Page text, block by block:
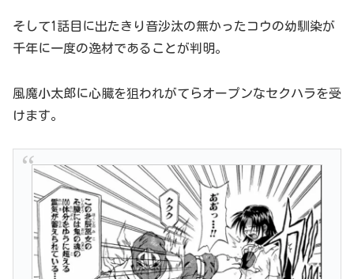
そして1話目に出たきり音沙汰の無かったコウの幼馴染が
千年に一度の逸材であることが判明。
風魔小太郎に心臓を狙われがてらオープンなセクハラを受
けます。